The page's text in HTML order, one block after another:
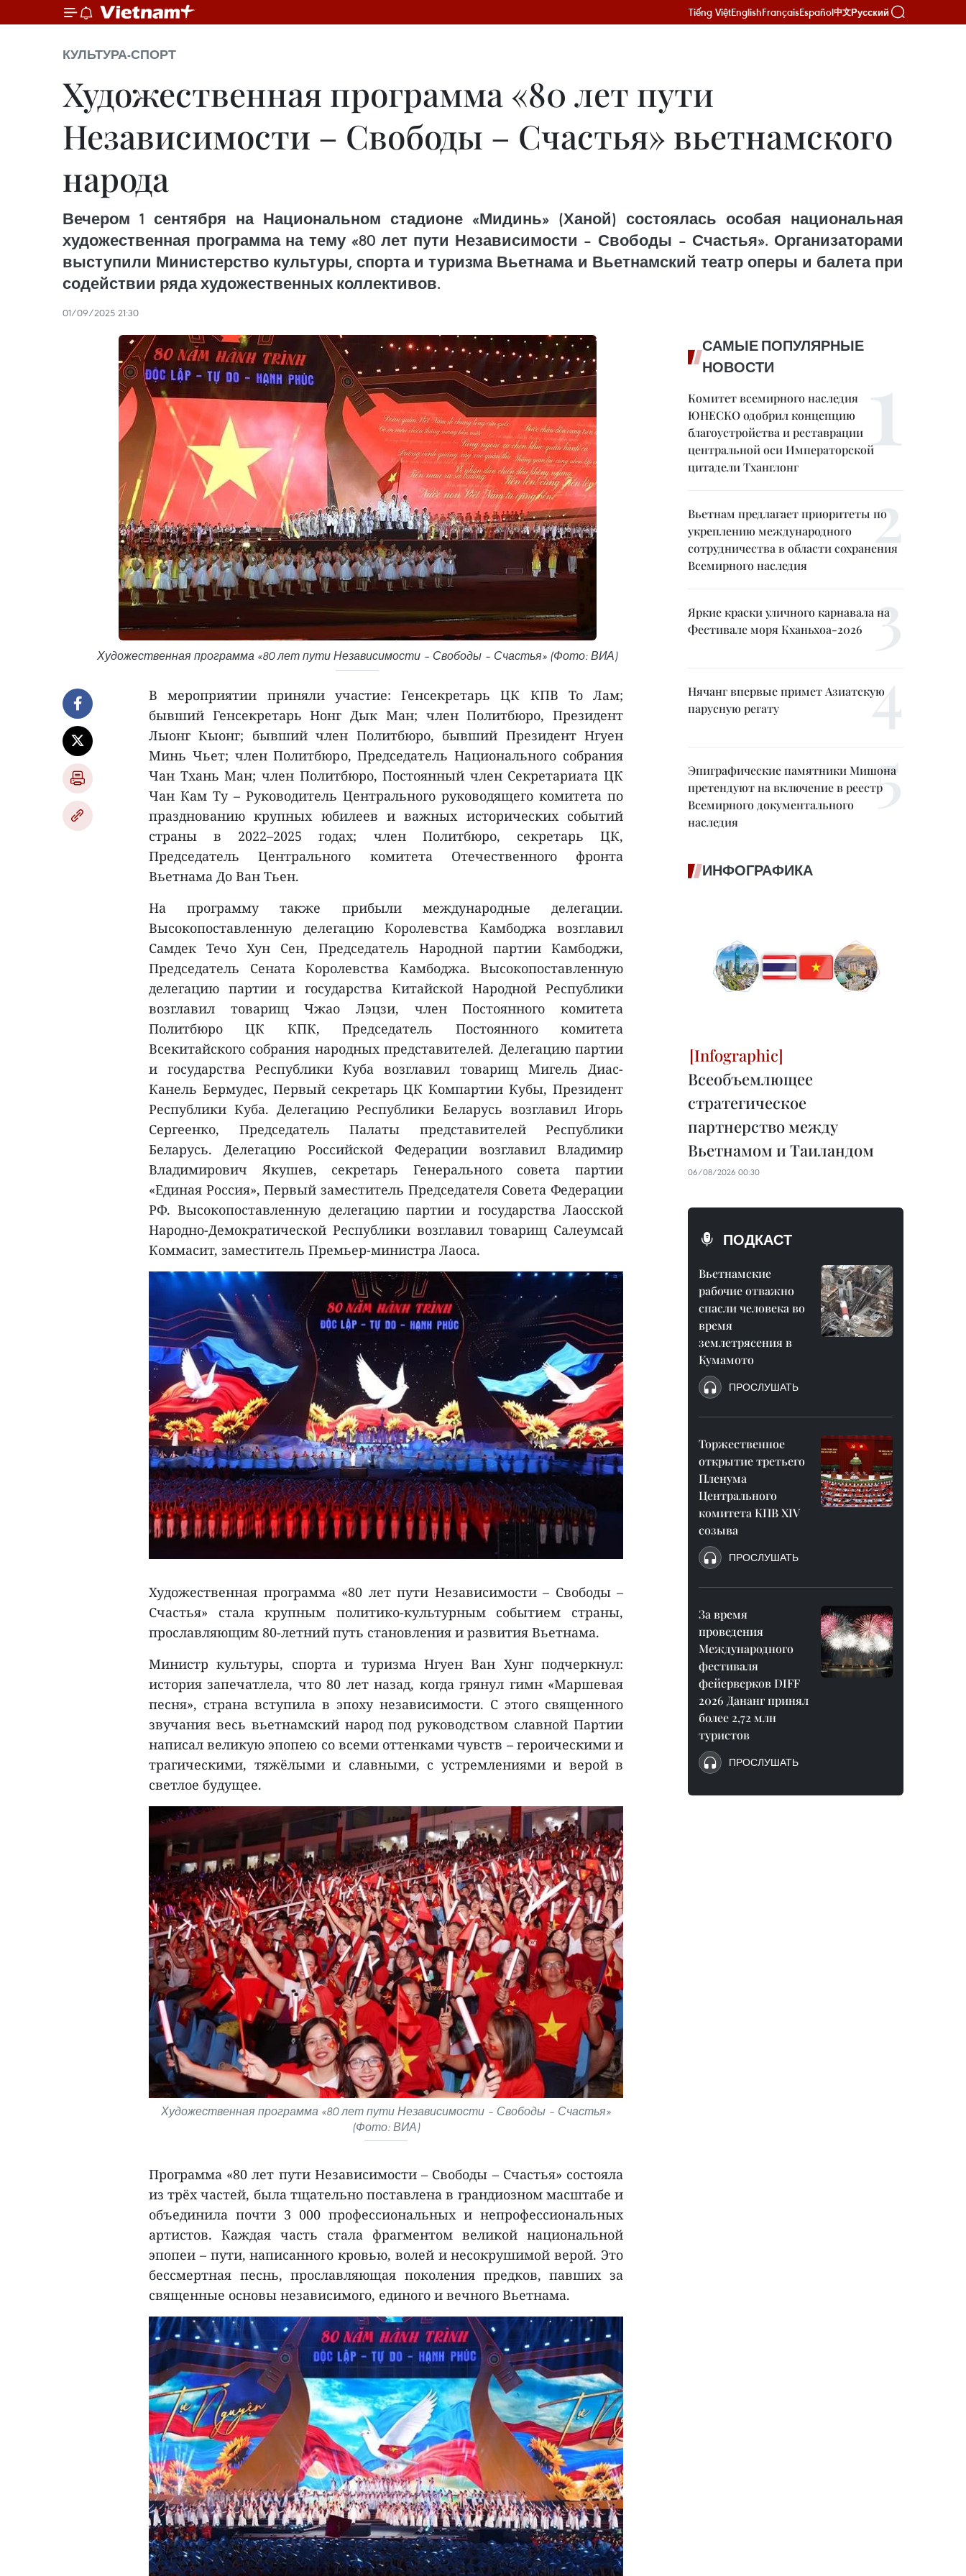
Tiếng ViệtEnglishFrançaisEspañol中文Русский
КУЛЬТУРА-СПОРТ
Художественная программа «80 лет пути
Независимости – Свободы – Счастья» вьетнамского
народа
Вечером 1 сентября на Национальном стадионе «Мидинь» (Ханой) состоялась особая национальная
художественная программа на тему «80 лет пути Независимости – Свободы – Счастья». Организаторами
выступили Министерство культуры, спорта и туризма Вьетнама и Вьетнамский театр оперы и балета при
содействии ряда художественных коллективов.
01/09/2025 21:30
Художественная программа «80 лет пути Независимости – Свободы – Счастья» (Фото: ВИА)
В мероприятии приняли участие: Генсекретарь ЦК КПВ То Лам;
бывший Генсекретарь Нонг Дык Ман; член Политбюро, Президент
Лыонг Кыонг; бывший член Политбюро, бывший Президент Нгуен
Минь Чьет; член Политбюро, Председатель Национального собрания
Чан Тхань Ман; член Политбюро, Постоянный член Секретариата ЦК
Чан Кам Ту – Руководитель Центрального руководящего комитета по
празднованию крупных юбилеев и важных исторических событий
страны в 2022–2025 годах; член Политбюро, секретарь ЦК,
Председатель Центрального комитета Отечественного фронта
Вьетнама До Ван Тьен.
На программу также прибыли международные делегации.
Высокопоставленную делегацию Королевства Камбоджа возглавил
Самдек Течо Хун Сен, Председатель Народной партии Камбоджи,
Председатель Сената Королевства Камбоджа. Высокопоставленную
делегацию партии и государства Китайской Народной Республики
возглавил товарищ Чжао Лэцзи, член Постоянного комитета
Политбюро ЦК КПК, Председатель Постоянного комитета
Всекитайского собрания народных представителей. Делегацию партии
и государства Республики Куба возглавил товарищ Мигель Диас-
Канель Бермудес, Первый секретарь ЦК Компартии Кубы, Президент
Республики Куба. Делегацию Республики Беларусь возглавил Игорь
Сергеенко, Председатель Палаты представителей Республики
Беларусь. Делегацию Российской Федерации возглавил Владимир
Владимирович Якушев, секретарь Генерального совета партии
«Единая Россия», Первый заместитель Председателя Совета Федерации
РФ. Высокопоставленную делегацию партии и государства Лаосской
Народно-Демократической Республики возглавил товарищ Салеумсай
Коммасит, заместитель Премьер-министра Лаоса.
Художественная программа «80 лет пути Независимости – Свободы –
Счастья» стала крупным политико-культурным событием страны,
прославляющим 80-летний путь становления и развития Вьетнама.
Министр культуры, спорта и туризма Нгуен Ван Хунг подчеркнул:
история запечатлела, что 80 лет назад, когда грянул гимн «Маршевая
песня», страна вступила в эпоху независимости. С этого священного
звучания весь вьетнамский народ под руководством славной Партии
написал великую эпопею со всеми оттенками чувств – героическими и
трагическими, тяжёлыми и славными, с устремлениями и верой в
светлое будущее.
Художественная программа «80 лет пути Независимости – Свободы – Счастья»
(Фото: ВИА)
Программа «80 лет пути Независимости – Свободы – Счастья» состояла
из трёх частей, была тщательно поставлена в грандиозном масштабе и
объединила почти 3 000 профессиональных и непрофессиональных
артистов. Каждая часть стала фрагментом великой национальной
эпопеи – пути, написанного кровью, волей и несокрушимой верой. Это
бессмертная песнь, прославляющая поколения предков, павших за
священные основы независимого, единого и вечного Вьетнама.
САМЫЕ ПОПУЛЯРНЫЕ
НОВОСТИ
Комитет всемирного наследия
ЮНЕСКО одобрил концепцию
благоустройства и реставрации
центральной оси Императорской
цитадели Тханглонг
Вьетнам предлагает приоритеты по
укреплению международного
сотрудничества в области сохранения
Всемирного наследия
Яркие краски уличного карнавала на
Фестивале моря Кханьхоа-2026
Нячанг впервые примет Азиатскую
парусную регату
Эпиграфические памятники Мишона
претендуют на включение в реестр
Всемирного документального
наследия
ИНФОГРАФИКА
Всеобъемлющее
стратегическое
партнерство между
Вьетнамом и Таиландом
06/08/2026 00:30
ПОДКАСТ
Вьетнамские
рабочие отважно
спасли человека во
время
землетрясения в
Кумамото
ПРОСЛУШАТЬ
Торжественное
открытие третьего
Пленума
Центрального
комитета КПВ XIV
созыва
ПРОСЛУШАТЬ
За время
проведения
Международного
фестиваля
фейерверков DIFF
2026 Дананг принял
более 2,72 млн
туристов
ПРОСЛУШАТЬ